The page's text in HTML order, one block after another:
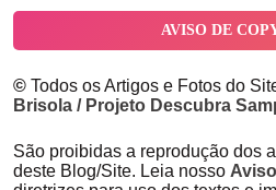
AVISO DE
© Todos os Artigos e Fotos do
Brisola / Projeto Descubra
São proibidas a reprodução dos
deste Blog/Site. Leia nosso